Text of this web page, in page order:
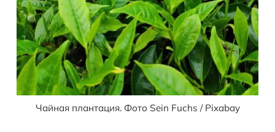
Чайная плантация. Фото Sein Fuchs / Pixabay